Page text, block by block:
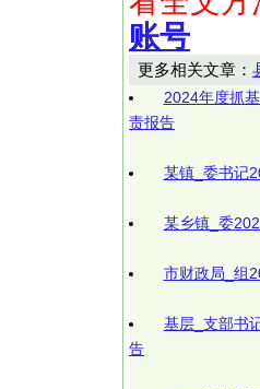
账号
更多相关文章：
2024年度抓
责报告
某镇_委书记
某乡镇_委
市财政局_组
基层_支部书
告